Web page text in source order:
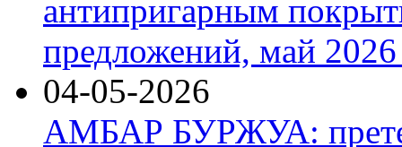
антипригарным
предложений, май 2026
04-05-2026
АМБАР БУРЖУА: